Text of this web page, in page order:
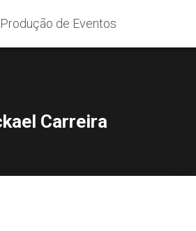
Carreira